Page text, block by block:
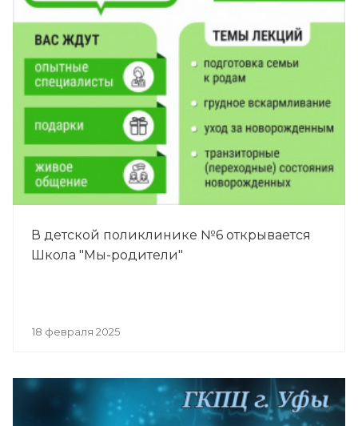
В детской поликлинике №6 открывается
Школа "Мы-родители"
18 февраля 2025